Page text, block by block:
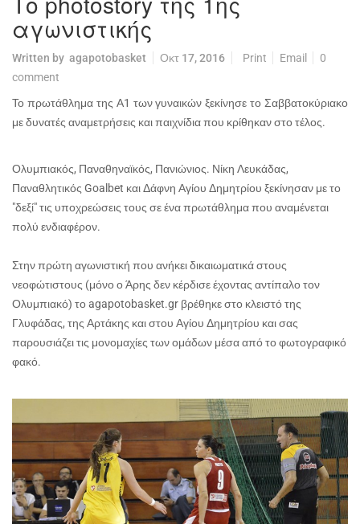
αγωνιστικής
Written by agapotobasket Οκτ 17, 2016 Print Email
0
comment
Το πρωτάθλημα της Α1 των γυναικών ξεκίνησε το Σαββατοκύριακο
με δυνατές αναμετρήσεις και παιχνίδια που κρίθηκαν στο τέλος.
Ολυμπιακός, Παναθηναϊκός, Πανιώνιος. Νίκη Λευκάδας,
Παναθλητικός Goalbet και Δάφνη Αγίου Δημητρίου ξεκίνησαν με το
"δεξί" τις υποχρεώσεις τους σε ένα πρωτάθλημα που αναμένεται
πολύ ενδιαφέρον.
Στην πρώτη αγωνιστική που ανήκει δικαιωματικά στους
νεοφώτιστους (μόνο ο Άρης δεν κέρδισε έχοντας αντίπαλο τον
Ολυμπιακό) το agapotobasket.gr βρέθηκε στο κλειστό της
Γλυφάδας, της Αρτάκης και στου Αγίου Δημητρίου και σας
παρουσιάζει τις μονομαχίες των ομάδων μέσα από το φωτογραφικό
φακό.